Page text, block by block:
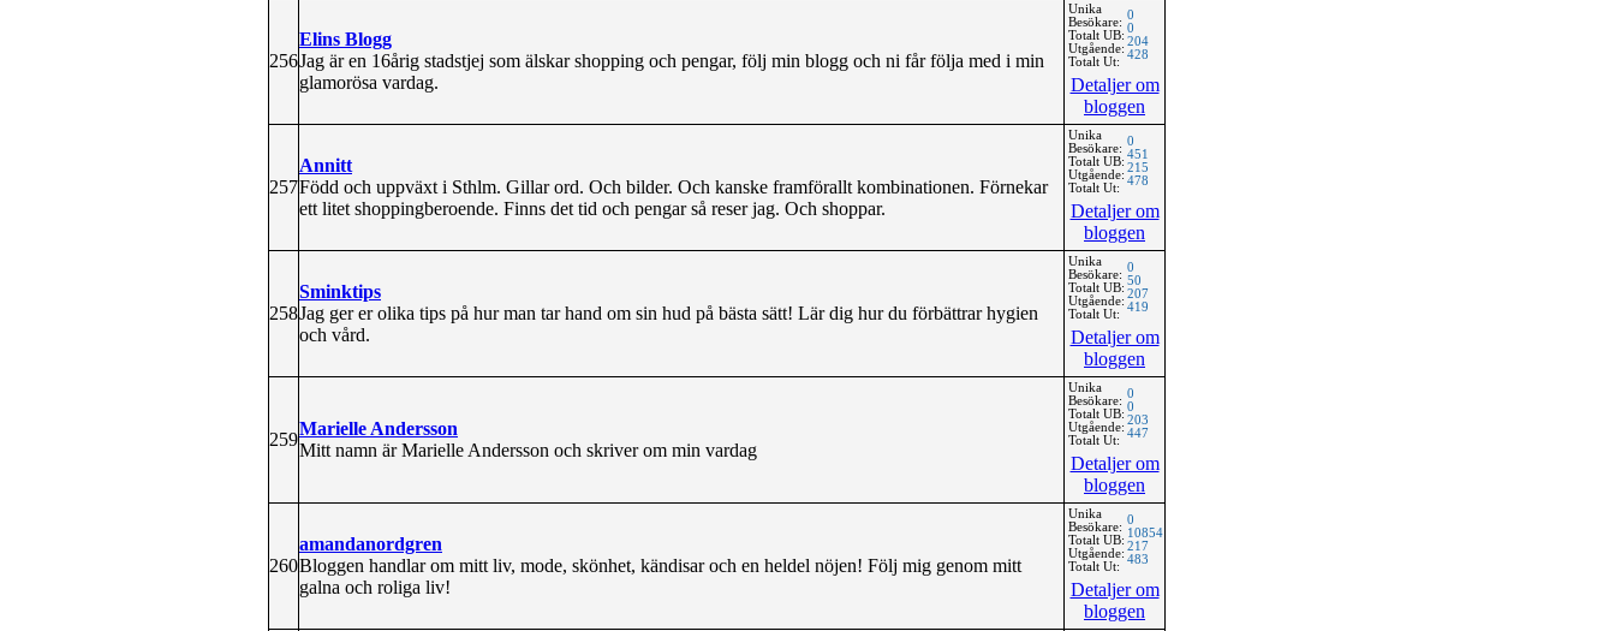
256
Elins Blogg
Jag är en 16årig stadstjej som älskar shopping och pengar, följ min blogg och ni får följa med i min
glamorösa vardag.
Unika
Besökare:
Totalt UB:
Utgående:
Totalt Ut:
0
0
204
428
Detaljer om
bloggen
257
Annitt
Född och uppväxt i Sthlm. Gillar ord. Och bilder. Och kanske framförallt kombinationen. Förnekar
ett litet shoppingberoende. Finns det tid och pengar så reser jag. Och shoppar.
Unika
Besökare:
Totalt UB:
Utgående:
Totalt Ut:
0
451
215
478
Detaljer om
bloggen
258
Sminktips
Jag ger er olika tips på hur man tar hand om sin hud på bästa sätt! Lär dig hur du förbättrar hygien
och vård.
Unika
Besökare:
Totalt UB:
Utgående:
Totalt Ut:
0
50
207
419
Detaljer om
bloggen
259
Marielle Andersson
Mitt namn är Marielle Andersson och skriver om min vardag
Unika
Besökare:
Totalt UB:
Utgående:
Totalt Ut:
0
0
203
447
Detaljer om
bloggen
260
amandanordgren
Bloggen handlar om mitt liv, mode, skönhet, kändisar och en heldel nöjen! Följ mig genom mitt
galna och roliga liv!
Unika
Besökare:
Totalt UB:
Utgående:
Totalt Ut:
0
10854
217
483
Detaljer om
bloggen